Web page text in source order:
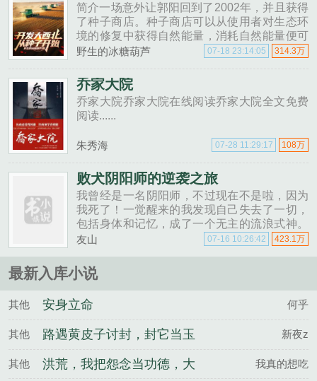
简介一场意外让郭阳回到了2002年，并且获得
了种子商店。种子商店可以从使用者对生态环
境的修复中获得自然能量，消耗自然能量便可
以购买和定制各种各样的种子。从此以后戈壁
的农场，轰隆的机械…......
野生的冰糖葫芦 314.3万
07-18 23:14:05
乔家大院
乔家大院乔家大院在线阅读乔家大院全文免费
阅读......
朱秀海 108万
07-28 11:29:17
败犬阴阳师的逆袭之旅
我曾经是一名阴阳师，不过现在不是啦，因为
我死了！一觉醒来的我发现自己失去了一切，
包括身体和记忆，成了一个无主的流浪式神。
为了继续存在下去，并找回属于我的一起，我
友山 423.1万
07-16 10:26:42
最新入库小说
其他 安身立命 何乎
其他
路遇黄皮子讨封，封它当玉
皇大帝
新夜z
其他
洪荒，我把怨念当功德，大
我真的想吃